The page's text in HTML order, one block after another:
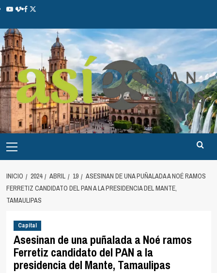
INICIO 2024 ABRIL 19
ASESINAN DE UNA PUÑALADA A NOÉ RAMOS
FERRETIZ CANDIDATO DEL PAN A LA PRESIDENCIA DEL MANTE,
TAMAULIPAS
Capital
Asesinan de una puñalada a Noé ramos
Ferretiz candidato del PAN a la
presidencia del Mante, Tamaulipas